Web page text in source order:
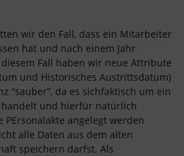
wir den Fall, dass ein Mitarbeiter
hat und nach einem Jahr
Fall haben wir neue Attribute
und Historisches Austrittsdatum)
“sauber”, da es sichfaktisch um ein
und hierfür natürlich
angelegt werden
alle Daten aus dem alten
speichern darfst. Als